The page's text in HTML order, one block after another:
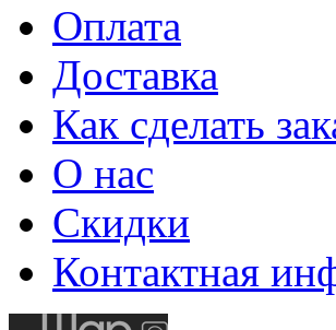
Оплата
Доставка
Как сделать
О нас
Скидки
Контактная